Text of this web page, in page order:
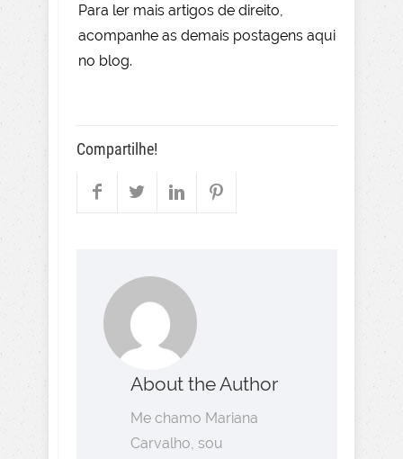
Para ler mais artigos de direito,
acompanhe as demais postagens aqui
no blog.
Compartilhe!
About the Author
Me chamo Mariana
Carvalho, sou